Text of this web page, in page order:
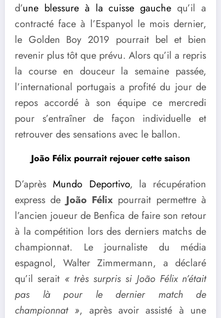
d’une blessure à la cuisse gauche qu’il a
contracté face à l’Espanyol le mois dernier,
le Golden Boy 2019 pourrait bel et bien
revenir plus tôt que prévu. Alors qu’il a repris
la course en douceur la semaine passée,
l’international portugais a profité du jour de
repos accordé à son équipe ce mercredi
pour s’entraîner de façon individuelle et
retrouver des sensations avec le ballon.
João Félix pourrait rejouer cette saison
D’aprèsMundo Deportivo, la récupération
express de João Félix pourrait permettre à
l’ancien joueur de Benfica de faire son retour
à la compétition lors des derniers matchs de
championnat. Le journaliste du média
espagnol, Walter Zimmermann, a déclaré
qu’il serait « très surpris si João Félix n’était
pas là pour le dernier match de
championnat », après avoir assisté à une